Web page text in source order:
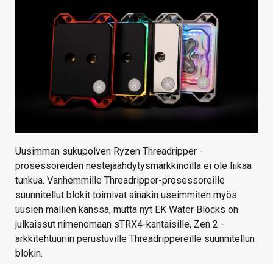
Uusimman sukupolven Ryzen Threadripper -
prosessoreiden nestejäähdytysmarkkinoilla ei ole liikaa
tunkua. Vanhemmille Threadripper-prosessoreille
suunnitellut blokit toimivat ainakin useimmiten myös
uusien mallien kanssa, mutta nyt EK Water Blocks on
julkaissut nimenomaan sTRX4-kantaisille, Zen 2 -
arkkitehtuuriin perustuville Threadrippereille suunnitellun
blokin.